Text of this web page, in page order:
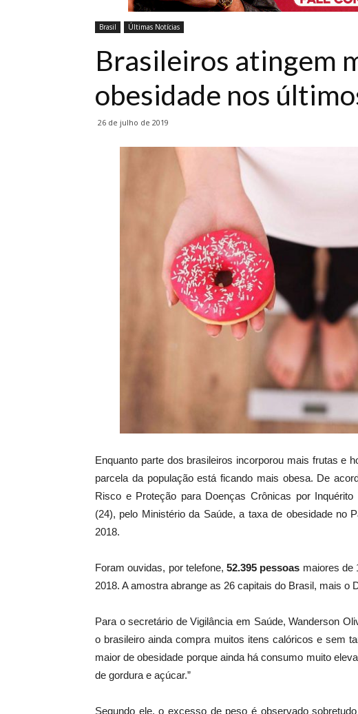
Brasil Últimas Notícias
Brasileiros atingem
obesidade nos
26 de julho de 2019
Enquanto parte dos brasileiros incorporou mais frutas e
parcela da população está ficando mais obesa. De
Risco e Proteção para Doenças Crônicas por Inquérito
(24), pelo Ministério da Saúde, a taxa de obesidade no
2018.
Foram ouvidas, por telefone, 52.395 pessoas maiores de
2018. A amostra abrange as 26 capitais do Brasil, mais o
Para o secretário de Vigilância em Saúde, Wanderson
o brasileiro ainda compra muitos itens calóricos e sem
maior de obesidade porque ainda há consumo muito
de gordura e açúcar.”
Segundo ele, o excesso de peso é observado